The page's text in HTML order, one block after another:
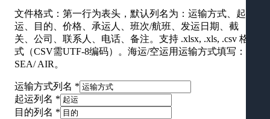
文件格式：第一行为表头，默认列名为：运输方式、起
运、目的、价格、承运人、班次/航班、发运日期、截
关、公司、联系人、电话、备注。支持 .xlsx, .xls, .csv 格
式（CSV需UTF-8编码）。海运/空运用运输方式填写：
SEA/ AIR。
运输方式列名 *
起运列名 *
目的列名 *